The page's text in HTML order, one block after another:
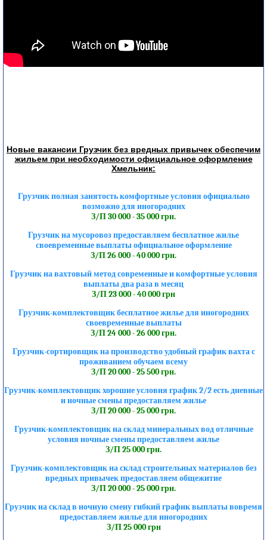
Новые вакансии Грузчик без вредных привычек обеспечим
жильем при необходимости официальное оформление
Хмельник:
Грузчик полная занятость комфортные условия официально
возможно для иногородних
З/П 30 000 - 35 000 грн.
Грузчик на мусоровоз предоставляем бесплатное жилье
своевременные выплаты официальное оформление
З/П 26 000 - 40 000 грн.
Грузчик на вахтовый метод современные и комфортные условия
выплаты два раза в месяц
З/П 23 000 - 40 000 грн
Грузчик-комплектовщик бесплатное жилье для иногородних
своевременные выплаты
З/П 24 000 - 26 000 грн.
Грузчик-сортировщик на производство удобный график вахта с
проживанием обучаем всему
З/П 20 000 - 25 500 грн.
Грузчик-комплектовщик хорошие условия график 2/2 есть дневные
и ночные смены предоставляем жилье
З/П 20 000 - 25 000 грн.
Грузчик-комплектовщик на склад минеральных вод отличные
условия ночные смены предоставляем жилье
З/П 25 000 грн.
Грузчик-комплектовщик на склад строительных материалов без
вредных привычек предоставляем общежитие
З/П 20 000 - 25 000 грн.
Грузчик на склад в ночную смену гибкий график выплаты вовремя
предоставляем жилье для иногородних
З/П 25 000 грн